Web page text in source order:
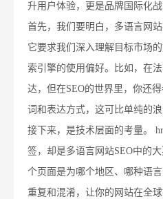
升用户体验，更是品牌国际化战
首先，我们要明白，多语言网
它要求我们深入理解目标市场
索引擎的使用偏好。比如，在法
达，但在SEO的世界里，你还
词和表达方式，这可比单纯的浪
接下来，是技术层面的考量。
签，却是多语言网站SEO中的
个页面是为哪个地区、哪种语
重复和混淆，让你的网站在全